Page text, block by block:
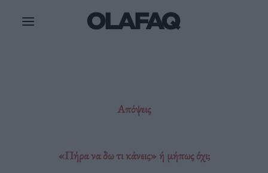
Απόψεις
«Πήρα να δω τι κάνεις» ή μήπως όχι;